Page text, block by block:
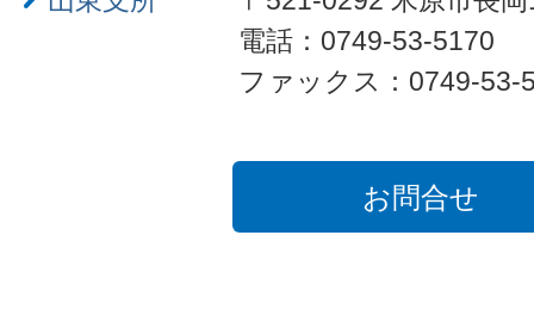
電話：0749-53-5170
ファックス：0749-53-
お問合せ